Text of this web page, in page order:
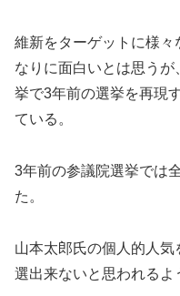
維新をターゲットに様
なりに面白いとは思う
挙で3年前の選挙を再現
ている。
3年前の参議院選挙では
た。
山本太郎氏の個人的人
選出来ないと思われるよ